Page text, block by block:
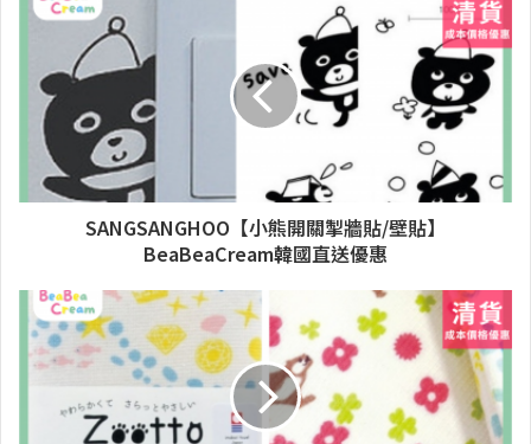
SANGSANGHOO【小熊開關掣牆貼/壁貼】
BeaBeaCream韓國直送優惠